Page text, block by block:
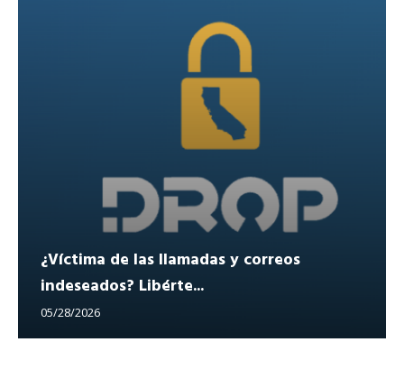
¿Víctima de las llamadas y correos
indeseados? Libérte...
05/28/2026